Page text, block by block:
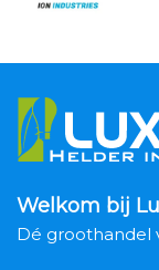
Welkom bij
Dé groothandel